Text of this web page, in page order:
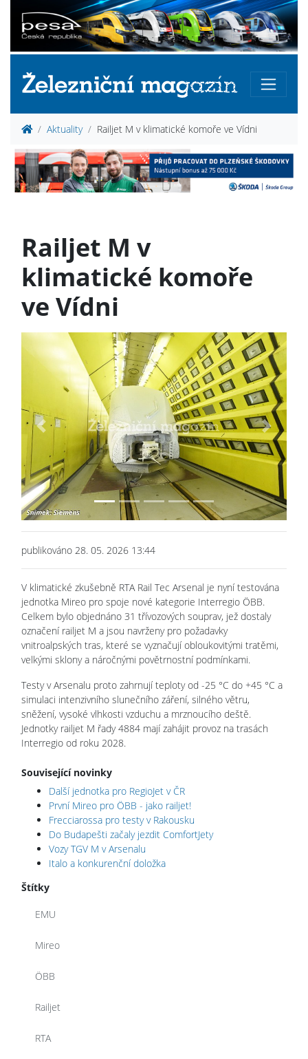
Aktuality Railjet M v klimatické komoře ve Vídni
Railjet M v
klimatické komoře
ve Vídni
Previous Next
publikováno 28. 05. 2026 13:44
V klimatické zkušebně RTA Rail Tec Arsenal je nyní testována
jednotka Mireo pro spoje nové kategorie Interregio ÖBB.
Celkem bylo objednáno 31 třívozových souprav, jež dostaly
označení railjet M a jsou navrženy pro požadavky
vnitroalpských tras, které se vyznačují obloukovitými tratěmi,
velkými sklony a náročnými povětrnostní podmínkami.
Testy v Arsenalu proto zahrnují teploty od -25 °C do +45 °C a
simulaci intenzivního slunečního záření, silného větru,
sněžení, vysoké vlhkosti vzduchu a mrznoucího deště.
Jednotky railjet M řady 4884 mají zahájit provoz na trasách
Interregio od roku 2028.
Související novinky
Další jednotka pro RegioJet v ČR
První Mireo pro ÖBB - jako railjet!
Frecciarossa pro testy v Rakousku
Do Budapešti začaly jezdit ComfortJety
Vozy TGV M v Arsenalu
Italo a konkurenční doložka
Štítky
EMU
Mireo
ÖBB
Railjet
RTA